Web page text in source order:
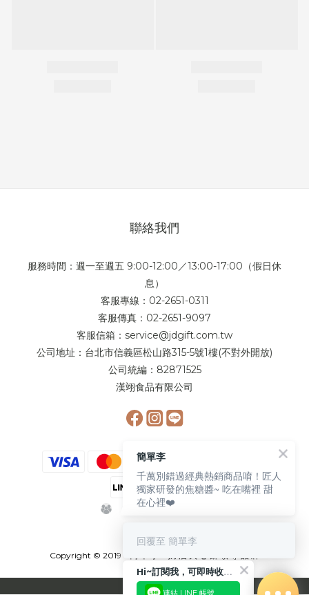
聯絡我們
服務時間：週一至週五 9:00-12:00／13:00-17:00（假日休
息）
客服專線：02-2651-0311
客服傳真：02-2651-9097
客服信箱：service@jdgift.com.tw
公司地址：台北市信義區松山路315-5號1樓(不對外開放)
公司統編：82871525
漢翊食品有限公司
Copyright © 2019 簡 單 李 - 奶 油 夾 心 餅 領 導 品 牌
簡單李
千萬別錯過經典熱銷商品唷！匠人
獨家研發的焦糖醬~ 吃在嘴裡 甜
在心裡❤️
回覆至 簡單李
Hi~訂閱我，可即時收到更多相關優惠或是折扣活動喲!!😉
連結 LINE 帳號